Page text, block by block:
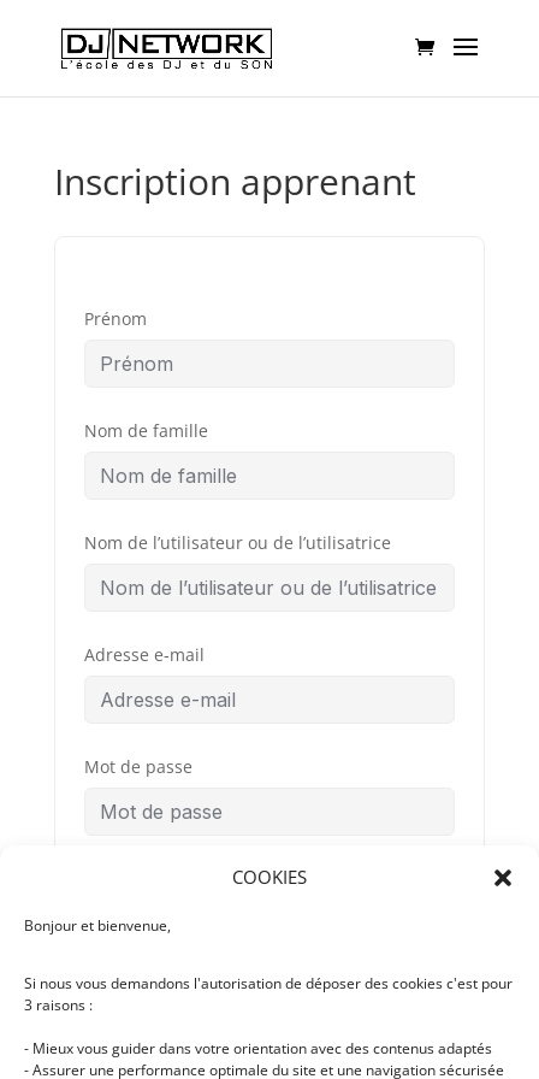
COOKIES
Bonjour et bienvenue,
Si nous vous demandons l'autorisation de déposer des cookies c'est pour
3 raisons :
- Mieux vous guider dans votre orientation avec des contenus adaptés
- Assurer une performance optimale du site et une navigation sécurisée
Inscription apprenant
Prénom
Nom de famille
Nom de l’utilisateur ou de l’utilisatrice
Adresse e-mail
Mot de passe
Confirmation du mot de passe
Conditions
d’Utilisation